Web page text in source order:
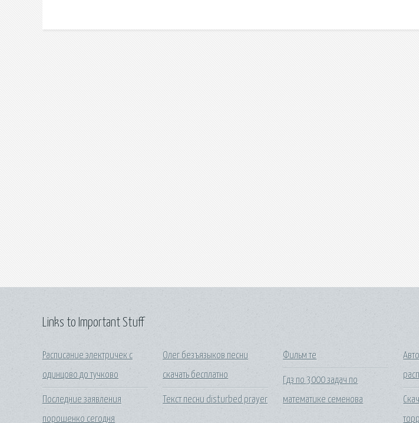
Links to Important Stuff
Расписание электричек с
одинцово до тучково
Последние заявления
порошенко сегодня
Олег безъязыков песни
скачать бесплатно
Текст песни disturbed prayer
Фильм те
Гдз по 3000 задач по
математике семенова